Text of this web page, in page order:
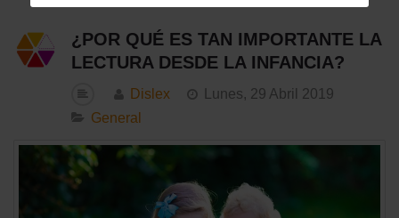
¿POR QUÉ ES TAN IMPORTANTE LA
LECTURA DESDE LA INFANCIA?
Dislex
Lunes, 29 Abril 2019
General